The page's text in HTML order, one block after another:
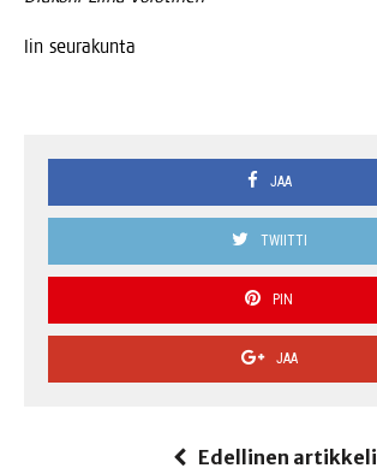
Iin seu­ra­kun­ta
JAA
TWIITTI
PIN
JAA
Edellinen artikkeli